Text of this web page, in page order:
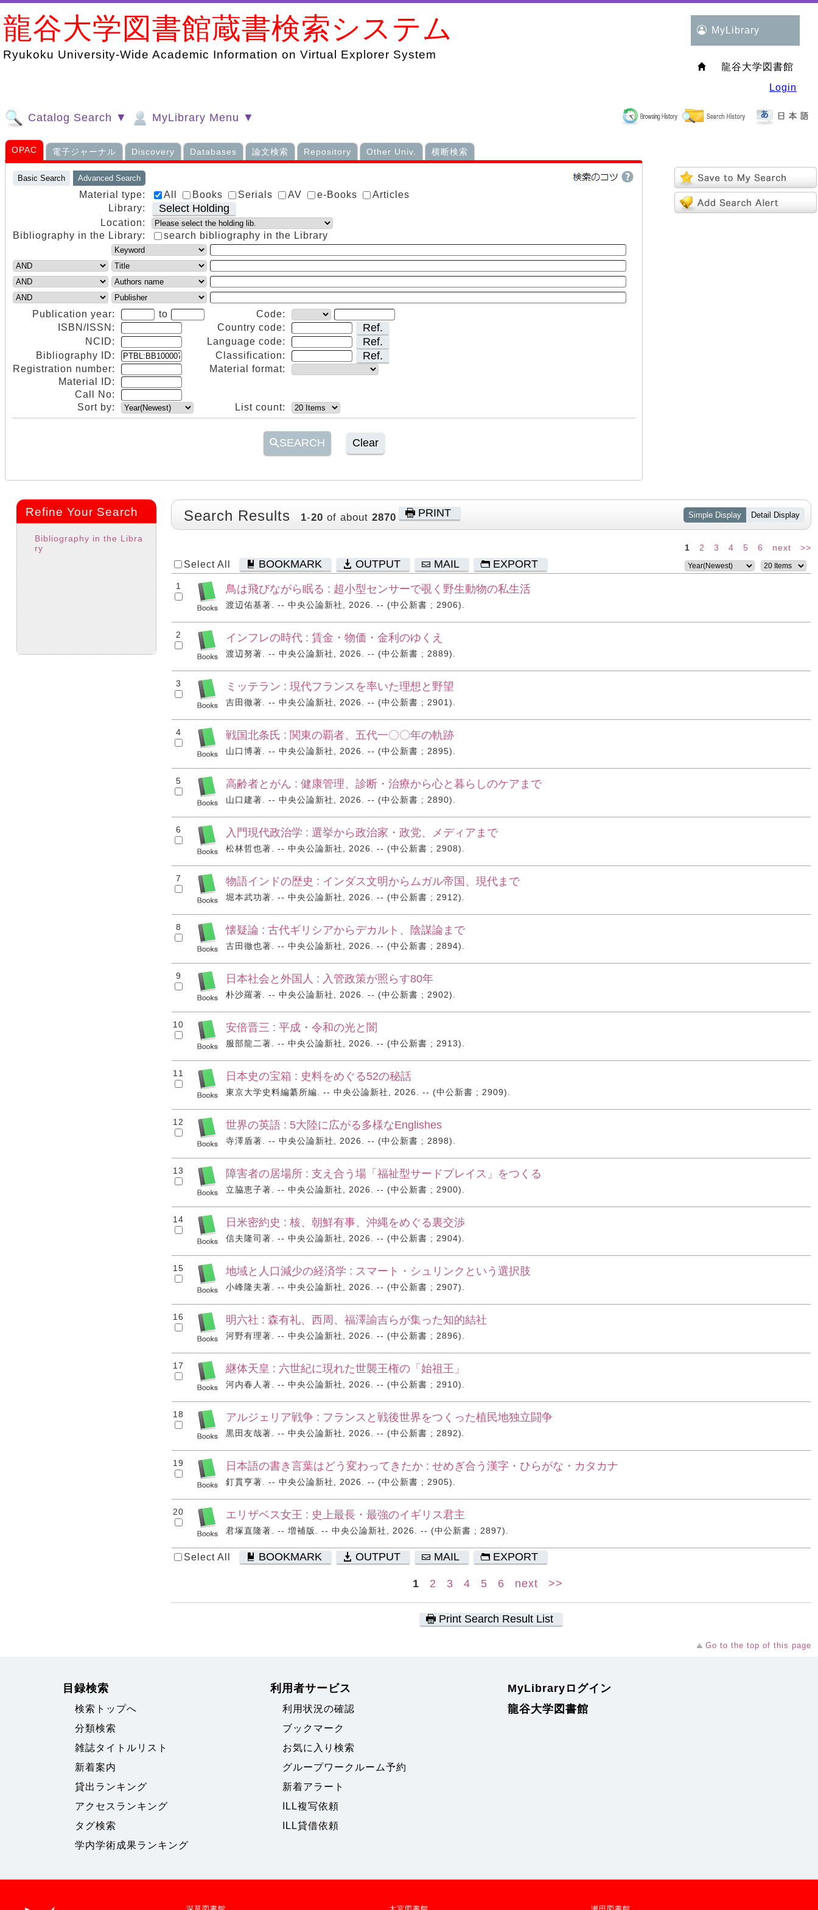
龍谷大学図書館蔵書検索システム
Ryukoku University-Wide Academic Information on Virtual Explorer System
MyLibrary
龍谷大学図書館
Login
Catalog Search ▼ MyLibrary Menu ▼
OPAC 電子ジャーナル Discovery Databases 論文検索 Repository Other Univ. 横断検索
Basic Search Advanced Search
Material type: All Books Serials AV e-Books
Articles
Library:
Select Holding
Location:
Bibliography in the Library:
search bibliography in the Library
Publication year: to
Code:
ISBN/ISSN:
Country code: Ref.
NCID: Language code: Ref.
Bibliography ID: Classification: Ref.
Registration number:
Material format:
Material ID:
Call No:
Sort by:
List count:
SEARCH Clear
Refine Your Search
Bibliography in the Libra
ry
Simple Display Detail Display
Search Results 1-20 of about 2870 PRINT
1 2 3 4 5 6 next >>
Select All BOOKMARK OUTPUT MAIL EXPORT
1 鳥は飛びながら眠る : 超小型センサーで覗く野生動物の私生活
渡辺佑基著. -- 中央公論新社, 2026. -- (中公新書 ; 2906).
2 インフレの時代 : 賃金・物価・金利のゆくえ
渡辺努著. -- 中央公論新社, 2026. -- (中公新書 ; 2889).
3 ミッテラン : 現代フランスを率いた理想と野望
吉田徹著. -- 中央公論新社, 2026. -- (中公新書 ; 2901).
4 戦国北条氏 : 関東の覇者、五代一〇〇年の軌跡
山口博著. -- 中央公論新社, 2026. -- (中公新書 ; 2895).
5 高齢者とがん : 健康管理、診断・治療から心と暮らしのケアまで
山口建著. -- 中央公論新社, 2026. -- (中公新書 ; 2890).
6 入門現代政治学 : 選挙から政治家・政党、メディアまで
松林哲也著. -- 中央公論新社, 2026. -- (中公新書 ; 2908).
7 物語インドの歴史 : インダス文明からムガル帝国、現代まで
堀本武功著. -- 中央公論新社, 2026. -- (中公新書 ; 2912).
8 懐疑論 : 古代ギリシアからデカルト、陰謀論まで
古田徹也著. -- 中央公論新社, 2026. -- (中公新書 ; 2894).
9 日本社会と外国人 : 入管政策が照らす80年
朴沙羅著. -- 中央公論新社, 2026. -- (中公新書 ; 2902).
10 安倍晋三 : 平成・令和の光と闇
服部龍二著. -- 中央公論新社, 2026. -- (中公新書 ; 2913).
11 日本史の宝箱 : 史料をめぐる52の秘話
東京大学史料編纂所編. -- 中央公論新社, 2026. -- (中公新書 ; 2909).
12 世界の英語 : 5大陸に広がる多様なEnglishes
寺澤盾著. -- 中央公論新社, 2026. -- (中公新書 ; 2898).
13 障害者の居場所 : 支え合う場「福祉型サードプレイス」をつくる
立脇恵子著. -- 中央公論新社, 2026. -- (中公新書 ; 2900).
14 日米密約史 : 核、朝鮮有事、沖縄をめぐる裏交渉
信夫隆司著. -- 中央公論新社, 2026. -- (中公新書 ; 2904).
15 地域と人口減少の経済学 : スマート・シュリンクという選択肢
小峰隆夫著. -- 中央公論新社, 2026. -- (中公新書 ; 2907).
16 明六社 : 森有礼、西周、福澤諭吉らが集った知的結社
河野有理著. -- 中央公論新社, 2026. -- (中公新書 ; 2896).
17 継体天皇 : 六世紀に現れた世襲王権の「始祖王」
河内春人著. -- 中央公論新社, 2026. -- (中公新書 ; 2910).
18 アルジェリア戦争 : フランスと戦後世界をつくった植民地独立闘争
黒田友哉著. -- 中央公論新社, 2026. -- (中公新書 ; 2892).
19 日本語の書き言葉はどう変わってきたか : せめぎ合う漢字・ひらがな・カタカナ
釘貫亨著. -- 中央公論新社, 2026. -- (中公新書 ; 2905).
20 エリザベス女王 : 史上最長・最強のイギリス君主
君塚直隆著. -- 増補版. -- 中央公論新社, 2026. -- (中公新書 ; 2897).
Select All BOOKMARK OUTPUT MAIL EXPORT
1 2 3 4 5 6 next >>
Print Search Result List
Go to the top of this page
目録検索
検索トップへ
分類検索
雑誌タイトルリスト
新着案内
貸出ランキング
アクセスランキング
タグ検索
学内学術成果ランキング
利用者サービス
利用状況の確認
ブックマーク
お気に入り検索
グループワークルーム予約
新着アラート
ILL複写依頼
ILL貸借依頼
MyLibraryログイン
龍谷大学図書館